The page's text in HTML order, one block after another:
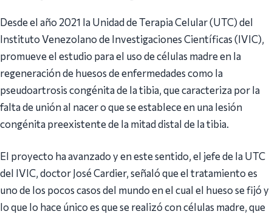
Desde el año 2021 la Unidad de Terapia Celular (UTC) del
Instituto Venezolano de Investigaciones Científicas (IVIC),
promueve el estudio para el uso de células madre en la
regeneración de huesos de enfermedades como la
pseudoartrosis congénita de la tibia, que caracteriza por la
falta de unión al nacer o que se establece en una lesión
congénita preexistente de la mitad distal de la tibia.
El proyecto ha avanzado y en este sentido, el jefe de la UTC
del IVIC, doctor José Cardier, señaló que el tratamiento es
uno de los pocos casos del mundo en el cual el hueso se fijó y
lo que lo hace único es que se realizó con células madre, que